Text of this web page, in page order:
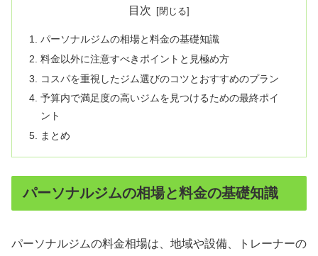
目次
パーソナルジムの相場と料金の基礎知識
料金以外に注意すべきポイントと見極め方
コスパを重視したジム選びのコツとおすすめのプラン
予算内で満足度の高いジムを見つけるための最終ポイ
ント
まとめ
パーソナルジムの相場と料金の基礎知識
パーソナルジムの料金相場は、地域や設備、トレーナーの